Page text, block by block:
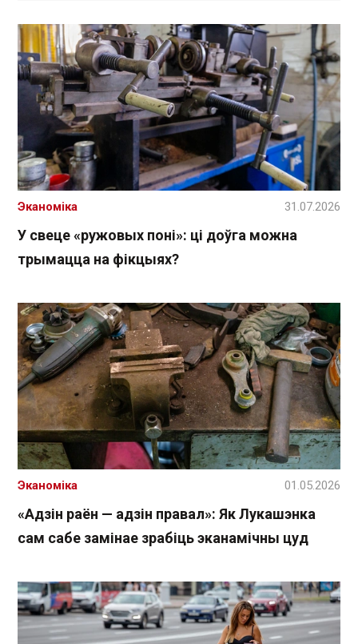
У свеце «ружовых поні»: ці доўга можна
трымацца на фікцыях?
Эканоміка 31.07.2026
«Адзін раён — адзін правал»: Як Лукашэнка
сам сабе замінае зрабіць эканамічны цуд
Эканоміка 01.05.2026